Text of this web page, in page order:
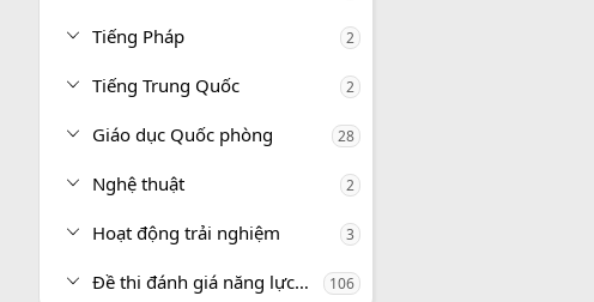
Tiếng Pháp 2
Tiếng Trung Quốc 2
Giáo dục Quốc phòng 28
Nghệ thuật 2
Hoạt động trải nghiệm 3
Đề thi đánh giá năng lực, tư duy 106